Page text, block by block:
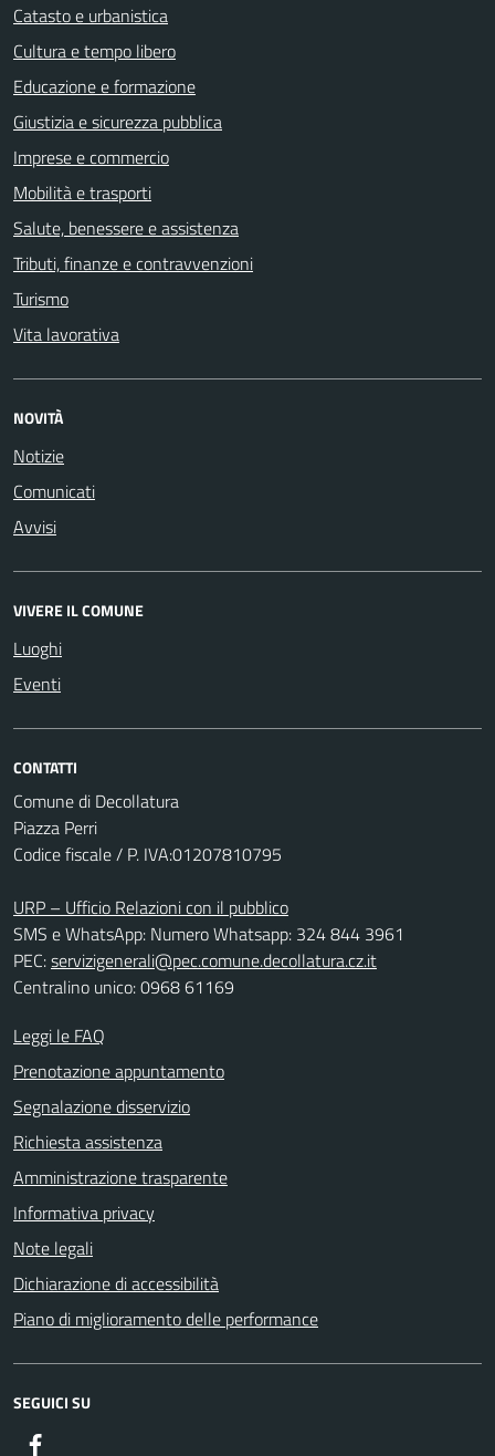
Catasto e urbanistica
Cultura e tempo libero
Educazione e formazione
Giustizia e sicurezza pubblica
Imprese e commercio
Mobilità e trasporti
Salute, benessere e assistenza
Tributi, finanze e contravvenzioni
Turismo
Vita lavorativa
NOVITÀ
Notizie
Comunicati
Avvisi
VIVERE IL COMUNE
Luoghi
Eventi
CONTATTI
Comune di Decollatura
Piazza Perri
Codice fiscale / P. IVA:01207810795
URP – Ufficio Relazioni con il pubblico
SMS e WhatsApp: Numero Whatsapp: 324 844 3961
PEC:servizigenerali@pec.comune.decollatura.cz.it
Centralino unico: 0968 61169
Leggi le FAQ
Prenotazione appuntamento
Segnalazione disservizio
Richiesta assistenza
Amministrazione trasparente
Informativa privacy
Note legali
Dichiarazione di accessibilità
Piano di miglioramento delle performance
SEGUICI SU